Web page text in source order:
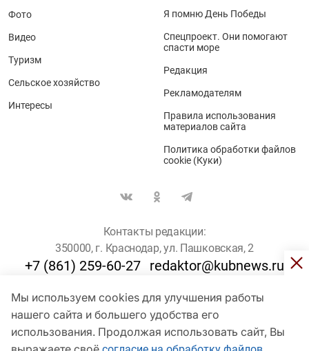
Мы используем cookies для улучшения работы
нашего сайта и большего удобства его
использования. Продолжая использовать сайт, Вы
Фото
Видео
Туризм
Сельское хозяйство
Интересы
Я помню День Победы
Спецпроект. Они помогают
спасти море
Редакция
Рекламодателям
Правила использования
материалов сайта
Политика обработки файлов
cookie (Куки)
Контакты редакции:
350000, г. Краснодар, ул. Пашковская, 2
+7 (861) 259-60-27 redaktor@kubnews.ru
Для пользователей старше 16 лет
© Кубанские Новости, 2017
Сетевое издание «kubnews» зарегистрировано Федеральной